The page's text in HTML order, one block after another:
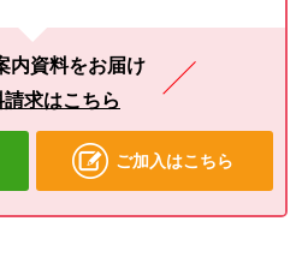
内資料をお届け
請求はこちら
ご加入はこちら